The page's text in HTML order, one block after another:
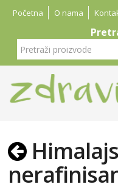
Početna O nama